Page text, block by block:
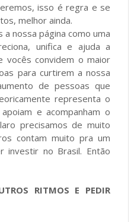
isso é regra e se
melhor ainda.
nossa página como uma
unifica e ajuda a
convidem o maior
para curtirem a nossa
de pessoas que
representa o
e acompanham o
precisamos de muito
contam muito pra um
investir no Brasil. Então
RITMOS E PEDIR